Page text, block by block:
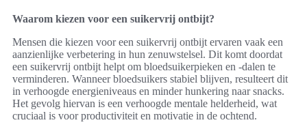
Waarom kiezen voor een suikervrij ontbijt?
Mensen die kiezen voor een suikervrij ontbijt ervaren vaak een
aanzienlijke verbetering in hun zenuwstelsel. Dit komt doordat
een suikervrij ontbijt helpt om bloedsuikerpieken en -dalen te
verminderen. Wanneer bloedsuikers stabiel blijven, resulteert dit
in verhoogde energieniveaus en minder hunkering naar snacks.
Het gevolg hiervan is een verhoogde mentale helderheid, wat
cruciaal is voor productiviteit en motivatie in de ochtend.